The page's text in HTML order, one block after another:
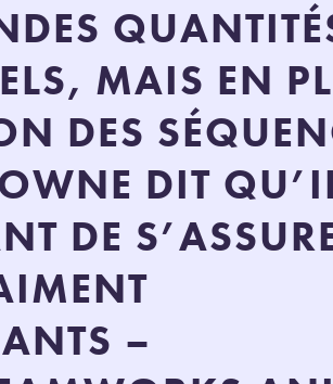
MAIS EN
DES
DIT
DE
–